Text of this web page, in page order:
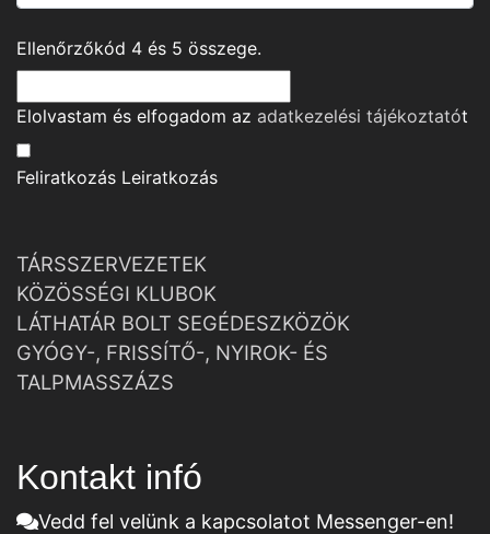
Ellenőrzőkód 4 és 5 összege.
Elolvastam és elfogadom az adatkezelési tájékoztatót
Feliratkozás Leiratkozás
TÁRSSZERVEZETEK
KÖZÖSSÉGI KLUBOK
LÁTHATÁR BOLT SEGÉDESZKÖZÖK
GYÓGY-, FRISSÍTŐ-, NYIROK- ÉS
TALPMASSZÁZS
Kontakt infó
Vedd fel velünk a kapcsolatot Messenger-en!